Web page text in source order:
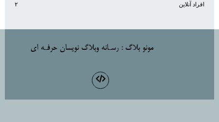
افراد آنلاین
مونو بلاگ: رسـانه وبلاگ نويسان حرفـه اي